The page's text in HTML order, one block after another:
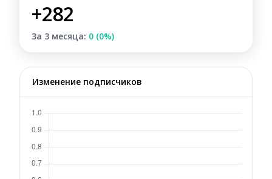
+282
За 3 месяца: 0 (0%)
Изменение подписчиков